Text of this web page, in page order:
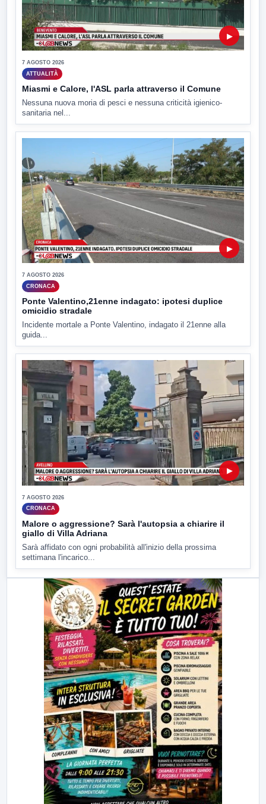
▶
7 AGOSTO 2026
ATTUALITÀ
Miasmi e Calore, l'ASL parla attraverso il Comune
Nessuna nuova moria di pesci e nessuna criticità igienico-
sanitaria nel...
▶
7 AGOSTO 2026
CRONACA
Ponte Valentino,21enne indagato: ipotesi duplice
omicidio stradale
Incidente mortale a Ponte Valentino, indagato il 21enne alla
guida...
▶
7 AGOSTO 2026
CRONACA
Malore o aggressione? Sarà l'autopsia a chiarire il
giallo di Villa Adriana
Sarà affidato con ogni probabilità all'inizio della prossima
settimana l'incarico...